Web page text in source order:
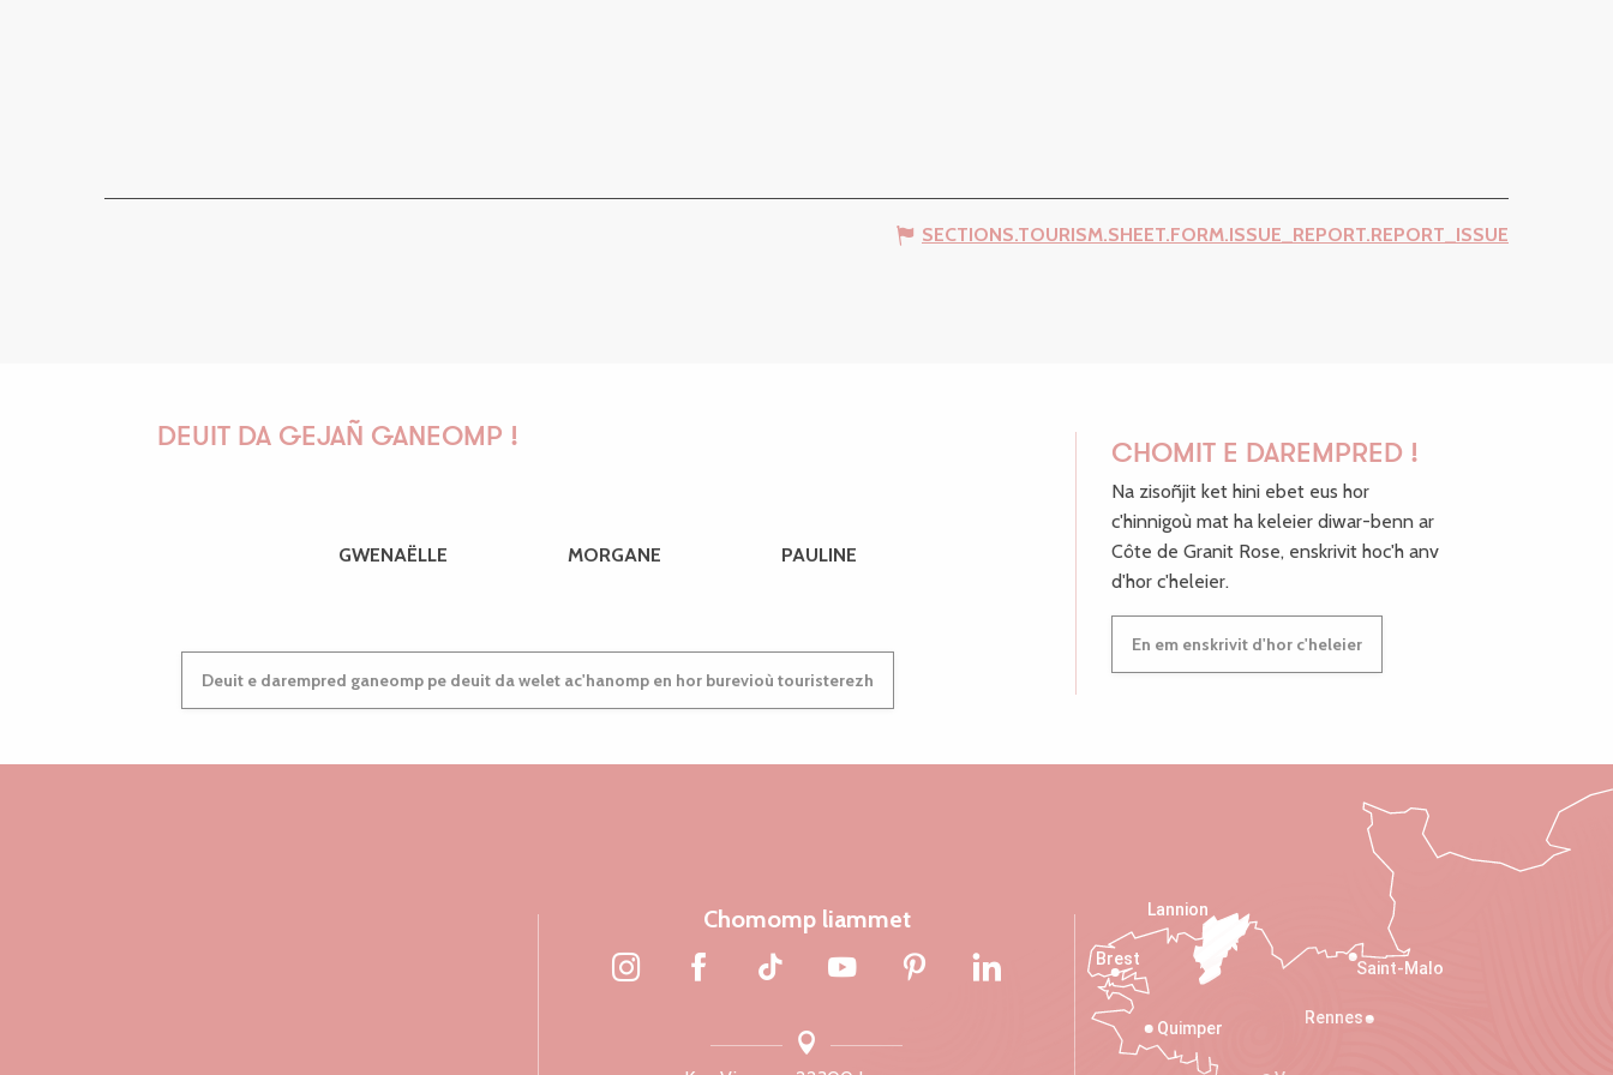
SECTIONS.TOURISM.SHEET.FORM.ISSUE_REPORT.REPORT_ISSUE
DEUIT DA GEJAÑ GANEOMP !
GWENAËLLE MORGANE PAULINE
Deuit e darempred ganeomp pe deuit da welet ac'hanomp en hor burevioù touristerezh
CHOMIT E DAREMPRED !
Na zisoñjit ket hini ebet eus hor
c'hinnigoù mat ha keleier diwar-benn ar
Côte de Granit Rose, enskrivit hoc'h anv
d'hor c'heleier.
En em enskrivit d'hor c'heleier
Chomomp liammet
Saint-Malo
Rennes
Quimper
Lannion
Brest